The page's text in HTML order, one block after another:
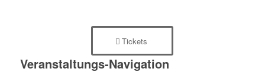
Tickets
Veranstaltungs-Navigation